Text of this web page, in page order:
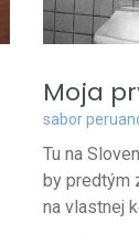
Moja
sabor
Tu na
by predtým
na vlastnej